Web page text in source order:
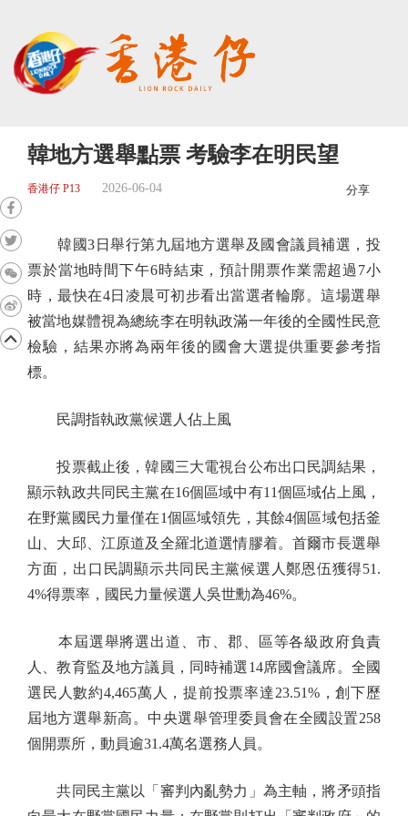
韓地方選舉點票 考驗李在明民望
香港仔 P13 2026-06-04 分享
韓國3日舉行第九屆地方選舉及國會議員補選，投
票於當地時間下午6時結束，預計開票作業需超過7小
時，最快在4日凌晨可初步看出當選者輪廓。這場選舉
被當地媒體視為總統李在明執政滿一年後的全國性民意
檢驗，結果亦將為兩年後的國會大選提供重要參考指
標。
民調指執政黨候選人佔上風
投票截止後，韓國三大電視台公布出口民調結果，
顯示執政共同民主黨在16個區域中有11個區域佔上風，
在野黨國民力量僅在1個區域領先，其餘4個區域包括釜
山、大邱、江原道及全羅北道選情膠着。首爾市長選舉
方面，出口民調顯示共同民主黨候選人鄭恩伍獲得51.
4%得票率，國民力量候選人吳世勳為46%。
本屆選舉將選出道、市、郡、區等各級政府負責
人、教育監及地方議員，同時補選14席國會議席。全國
選民人數約4,465萬人，提前投票率達23.51%，創下歷
屆地方選舉新高。中央選舉管理委員會在全國設置258
個開票所，動員逾31.4萬名選務人員。
共同民主黨以「審判內亂勢力」為主軸，將矛頭指